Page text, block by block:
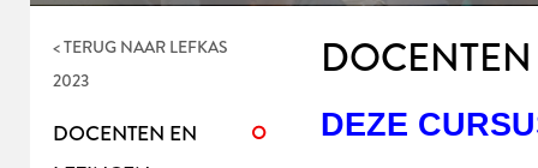
< TERUG NAAR LEFKAS
2023
DOCENTEN EN
DEZE